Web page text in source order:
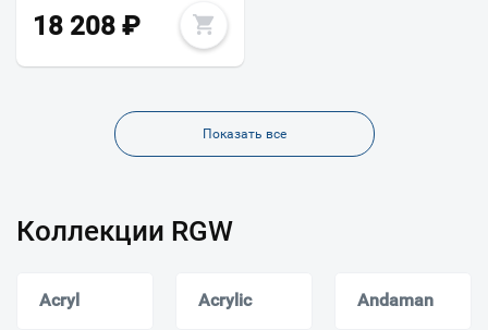
18 208 ₽
Показать все
Коллекции RGW
Acryl Acrylic Andaman